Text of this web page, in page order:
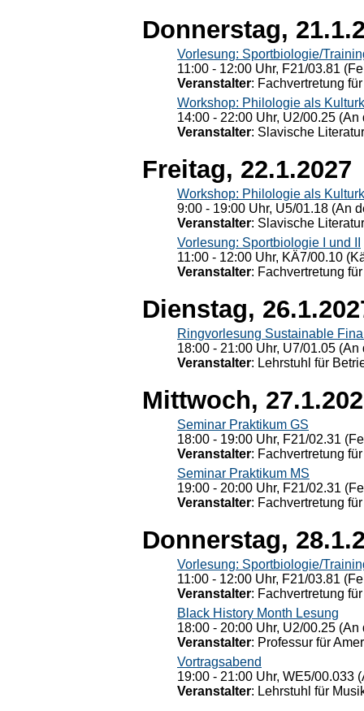
Donnerstag,
Vorlesung: Sportbiologie/
11:00 - 12:00 Uhr, F21/03.81
Veranstalter: Fachvertretung
Workshop: Philologie als
14:00 - 22:00 Uhr, U2/00.25
Veranstalter: Slavische
Freitag, 22.1.2027
Workshop: Philologie als
9:00 - 19:00 Uhr, U5/01.18 (An
Veranstalter: Slavische
Vorlesung: Sportbiologie I und II
11:00 - 12:00 Uhr, KÄ7/00.10
Veranstalter: Fachvertretung
Dienstag,
Ringvorlesung Sustainable
18:00 - 21:00 Uhr, U7/01.05
Veranstalter: Lehrstuhl für
Mittwoch,
Seminar Praktikum GS
18:00 - 19:00 Uhr, F21/02.31
Veranstalter: Fachvertretung
Seminar Praktikum MS
19:00 - 20:00 Uhr, F21/02.31
Veranstalter: Fachvertretung
Donnerstag,
Vorlesung: Sportbiologie/
11:00 - 12:00 Uhr, F21/03.81
Veranstalter: Fachvertretung
Black History Month Lesung
18:00 - 20:00 Uhr, U2/00.25
Veranstalter: Professur für
Vortragsabend
19:00 - 21:00 Uhr, WE5/00.033
Veranstalter: Lehrstuhl für